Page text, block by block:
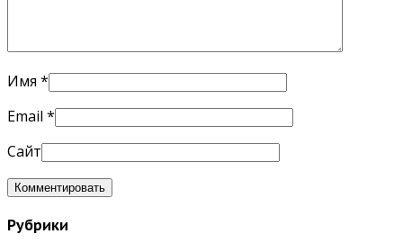
Имя *
Email *
Сайт
Рубрики